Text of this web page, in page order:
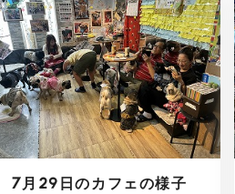
7月29日のカフェの様子